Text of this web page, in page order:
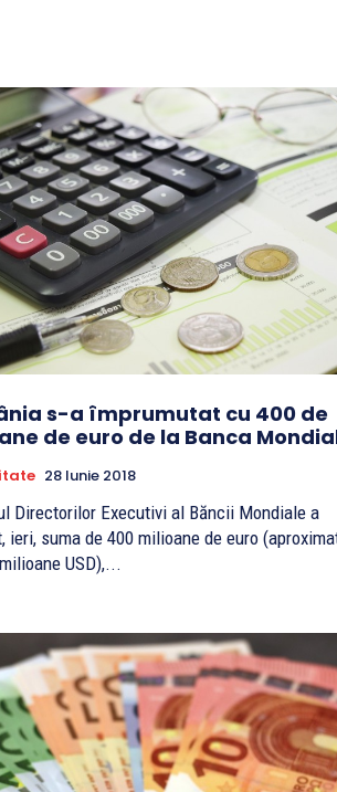
s-a împrumutat cu 400 de
de euro de la Banca
28 Iunie 2018
Directorilor Executivi al Băncii Mondiale a
ieri, suma de 400 milioane de euro
USD),...